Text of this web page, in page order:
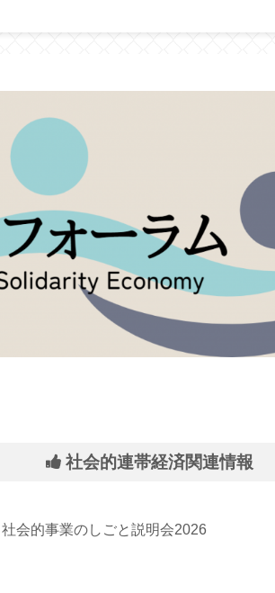
社会的連帯経済関連情報
社会的事業のしごと説明会2026